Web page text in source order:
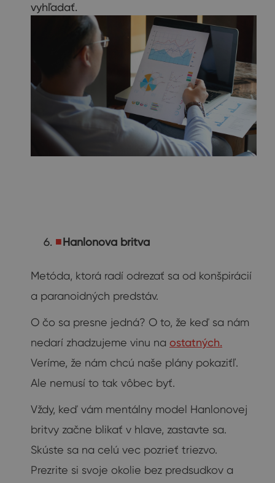
vyhľadať.
Hanlonova britva
Metóda, ktorá radí odrezať sa od konšpirácií
a paranoidných predstáv.
O čo sa presne jedná? O to, že keď sa nám
nedarí zhadzujeme vinu na ostatných.
Veríme, že nám chcú naše plány pokaziťľ.
Ale nemusí to tak vôbec byť.
Vždy, keď vám mentálny model Hanlonovej
britvy začne blikať v hlave, zastavte sa.
Skúste sa na celú vec pozrieť triezvo.
Prezrite si svoje okolie bez predsudkov a